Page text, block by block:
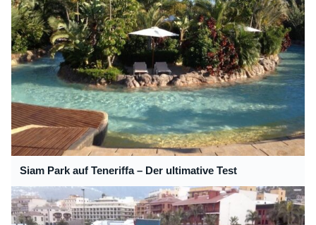
Siam Park auf Teneriffa – Der ultimative Test